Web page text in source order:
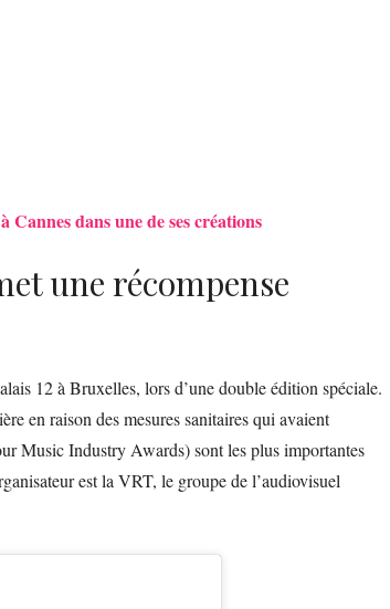
dans une de ses créations
une récompense
12 à Bruxelles, lors d’une double édition spéciale.
en raison des mesures sanitaires qui avaient
Music Industry Awards) sont les plus importantes
est la VRT, le groupe de l’audiovisuel